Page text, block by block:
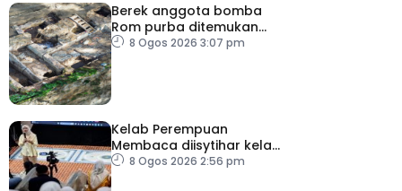
Berek anggota bomba
Rom purba ditemukan
berhampiran Colosseum
8 Ogos 2026 3:07 pm
Kelab Perempuan
Membaca diisytihar kelab
membaca terbesar di
8 Ogos 2026 2:56 pm